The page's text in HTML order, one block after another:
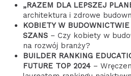
„RAZEM DLA LEPSZEJ
architektura i zdrowe
KOBIETY W
SZANS– Czy kobiety w
na rozwój branży?
BUILDER RANKING
FUTURE TOP 2024–